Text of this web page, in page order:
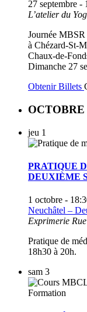
27 septembre -
L’atelier du
Journée MBSR
à Chézard-St-
Chaux-de-
Dimanche 27
Obtenir Billets
OCTOBRE
jeu 1
PRATIQUE
DEUXIÈME
1 octobre -
Neuchâtel –
Exprimerie
Pratique de
18h30 à 20h.
sam 3